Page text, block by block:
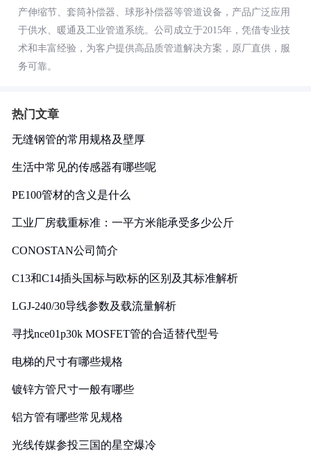
产伸缩节、套筒补偿器、球形补偿器等管道设备，产品广泛应用
于供水、暖通及工业管道系统。公司成立于2015年，凭借专业技
术和丰富经验，为客户提供高品质管道解决方案，原厂直供，服
务可靠。
热门文章
无缝钢管的常用规格及壁厚
生活中常见的传感器有哪些呢
PE100管材的含义是什么
工业厂房载重标准：一平方米能承受多少公斤
CONOSTAN公司简介
C13和C14插头国标与欧标的区别及其标准解析
LGJ-240/30导线参数及载流量解析
寻找nce01p30k MOSFET管的合适替代型号
电梯的尺寸有哪些规格
镀锌方管尺寸一般有哪些
铝方管有哪些常见规格
光线传媒参投三国的星空爆冷